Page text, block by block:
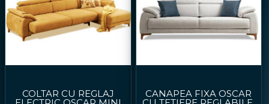
COLTAR CU REGLAJ CANAPEA FIXA OSCAR